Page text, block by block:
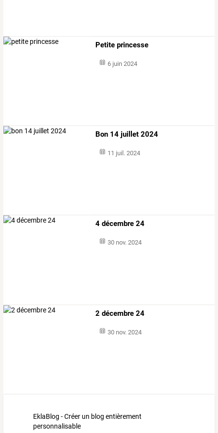
Petite princesse
6 juin 2024
Bon 14 juillet 2024
11 juil. 2024
4 décembre 24
30 nov. 2024
2 décembre 24
30 nov. 2024
EklaBlog - Créer un blog entièrement
personnalisable